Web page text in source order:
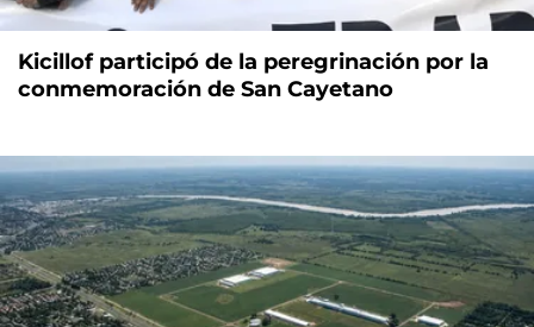
Kicillof participó de la peregrinación por la
conmemoración de San Cayetano